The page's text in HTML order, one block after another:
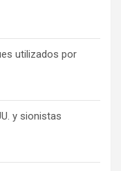
utilizados por
y sionistas